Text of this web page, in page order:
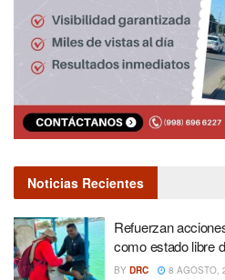
Noticias Recientes
Refuerzan
como estado libre
BY DRC 8 AGOSTO,